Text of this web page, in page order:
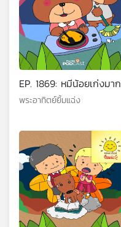
EP. 1869: หมีน้อยเก่งมาก
พระอาทิตย์ยิ้มแฉ่ง